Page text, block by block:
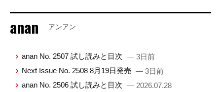
anan アンアン
anan No. 2507 試し読みと目次 — 3日前
Next Issue No. 2508 8月19日発売 — 3日前
anan No. 2506 試し読みと目次 — 2026.07.28